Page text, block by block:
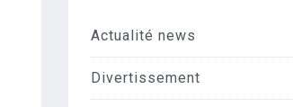
Actualité news
Divertissement